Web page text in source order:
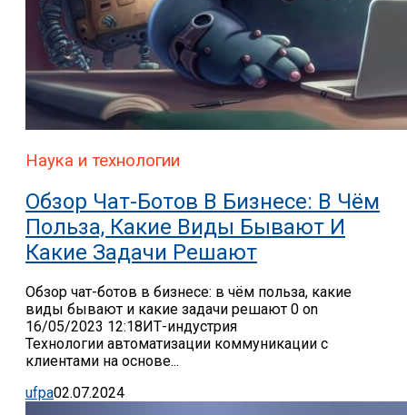
Наука и технологии
Обзор Чат-Ботов В Бизнесе: В Чём
Польза, Какие Виды Бывают И
Какие Задачи Решают
Обзор чат-ботов в бизнесе: в чём польза, какие
виды бывают и какие задачи решают 0 on
16/05/2023 12:18ИТ-индустрия
Технологии автоматизации коммуникации с
клиентами на основе...
ufpa02.07.2024